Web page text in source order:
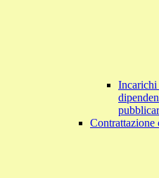
Incarichi
Contrattazione